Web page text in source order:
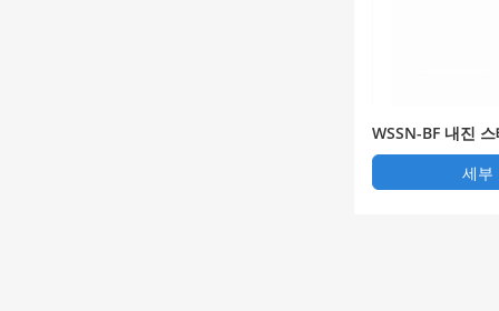
WSSN-BF 내진
속 온도계
세부